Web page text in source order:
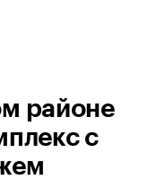
районе
с